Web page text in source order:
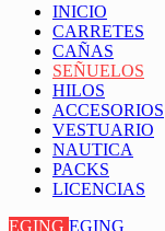
INICIO
CARRETES
CAÑAS
SEÑUELOS
HILOS
ACCESORIOS
VESTUARIO
NAUTICA
PACKS
LICENCIAS
EGING EGING